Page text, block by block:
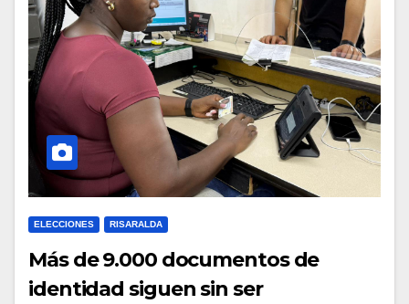
ELECCIONES RISARALDA
Más de 9.000 documentos de
identidad siguen sin ser